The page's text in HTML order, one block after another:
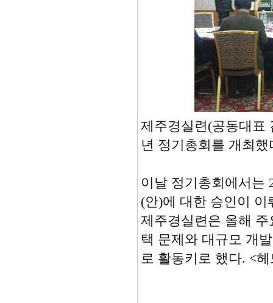
제주경실련(공동대표
년 정기총회를 개최했
이날 정기총회에서는
(안)에 대한 승인이
제주경실련은 올해
택 문제와 대규모 개
로 활동키로 했다. <